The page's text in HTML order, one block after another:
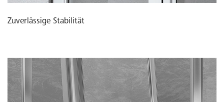
Zuverlässige Stabilität